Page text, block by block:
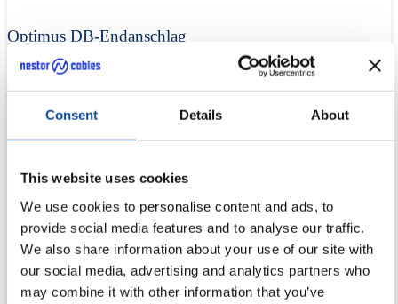
Consent Details About
This website uses cookies
We use cookies to personalise content and ads, to
provide social media features and to analyse our traffic.
We also share information about your use of our site with
our social media, advertising and analytics partners who
may combine it with other information that you’ve
Optimus DB-Endanschlag